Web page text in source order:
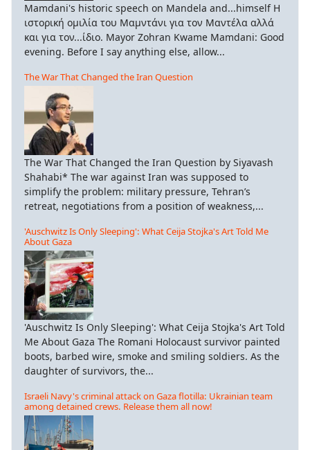
Mamdani's historic speech on Mandela and...himself Η
ιστορική ομιλία του Μαμντάνι για τον Μαντέλα αλλά
και για τον...ίδιο. Mayor Zohran Kwame Mamdani: Good
evening. Before I say anything else, allow...
The War That Changed the Iran Question
The War That Changed the Iran Question by Siyavash
Shahabi* The war against Iran was supposed to
simplify the problem: military pressure, Tehran’s
retreat, negotiations from a position of weakness,...
'Auschwitz Is Only Sleeping': What Ceija Stojka's Art Told Me
About Gaza
'Auschwitz Is Only Sleeping': What Ceija Stojka's Art Told
Me About Gaza The Romani Holocaust survivor painted
boots, barbed wire, smoke and smiling soldiers. As the
daughter of survivors, the...
Israeli Navy's criminal attack on Gaza flotilla: Ukrainian team
among detained crews. Release them all now!